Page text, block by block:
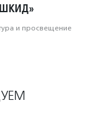
ШКИД»
и просвещение